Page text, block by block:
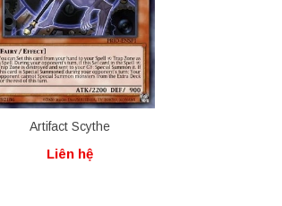
Artifact Scythe
Liên hệ